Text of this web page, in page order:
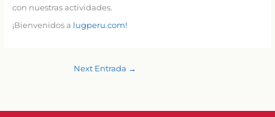
con nuestras actividades.
¡Bienvenidos a lugperu.com!
Next Entrada →